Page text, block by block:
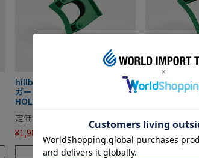
hillbrush ユーティリティハン
ガー 小 グリーン ヒルブラシ
HOLD1/GR
定価
¥1,980
残りわずか
hillbrush ユー
ガー 大 グリ
2,200